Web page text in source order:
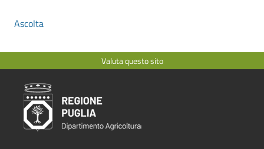
Ascolta
Valuta questo sito